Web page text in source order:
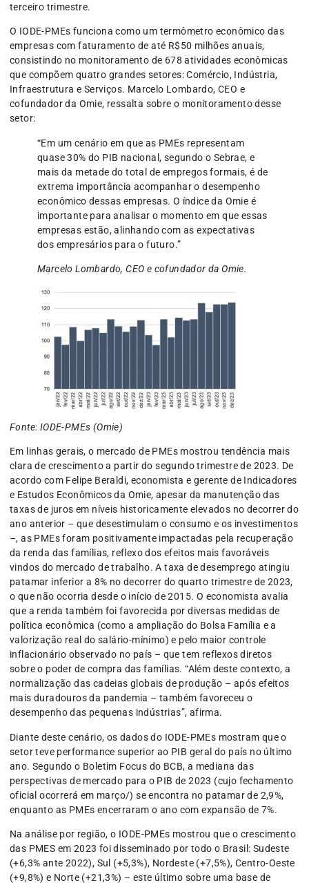
terceiro trimestre.
O IODE-PMEs funciona como um termômetro econômico das
empresas com faturamento de até R$50 milhões anuais,
consistindo no monitoramento de 678 atividades econômicas
que compõem quatro grandes setores: Comércio, Indústria,
Infraestrutura e Serviços. Marcelo Lombardo, CEO e
cofundador da Omie, ressalta sobre o monitoramento desse
setor:
“Em um cenário em que as PMEs representam
quase 30% do PIB nacional, segundo o Sebrae, e
mais da metade do total de empregos formais, é de
extrema importância acompanhar o desempenho
econômico dessas empresas. O índice da Omie é
importante para analisar o momento em que essas
empresas estão, alinhando com as expectativas
dos empresários para o futuro.”
Marcelo Lombardo, CEO e cofundador da Omie.
Fonte: IODE-PMEs (Omie)
Em linhas gerais, o mercado de PMEs mostrou tendência mais
clara de crescimento a partir do segundo trimestre de 2023. De
acordo com Felipe Beraldi, economista e gerente de Indicadores
e Estudos Econômicos da Omie, apesar da manutenção das
taxas de juros em níveis historicamente elevados no decorrer do
ano anterior – que desestimulam o consumo e os investimentos
–, as PMEs foram positivamente impactadas pela recuperação
da renda das famílias, reflexo dos efeitos mais favoráveis
vindos do mercado de trabalho. A taxa de desemprego atingiu
patamar inferior a 8% no decorrer do quarto trimestre de 2023,
o que não ocorria desde o início de 2015. O economista avalia
que a renda também foi favorecida por diversas medidas de
política econômica (como a ampliação do Bolsa Família e a
valorização real do salário-mínimo) e pelo maior controle
inflacionário observado no país – que tem reflexos diretos
sobre o poder de compra das famílias. “Além deste contexto, a
normalização das cadeias globais de produção – após efeitos
mais duradouros da pandemia – também favoreceu o
desempenho das pequenas indústrias”, afirma.
Diante deste cenário, os dados do IODE-PMEs mostram que o
setor teve performance superior ao PIB geral do país no último
ano. Segundo o Boletim Focus do BCB, a mediana das
perspectivas de mercado para o PIB de 2023 (cujo fechamento
oficial ocorrerá em março/) se encontra no patamar de 2,9%,
enquanto as PMEs encerraram o ano com expansão de 7%.
Na análise por região, o IODE-PMEs mostrou que o crescimento
das PMES em 2023 foi disseminado por todo o Brasil: Sudeste
(+6,3% ante 2022), Sul (+5,3%), Nordeste (+7,5%), Centro-Oeste
(+9,8%) e Norte (+21,3%) – este último sobre uma base de